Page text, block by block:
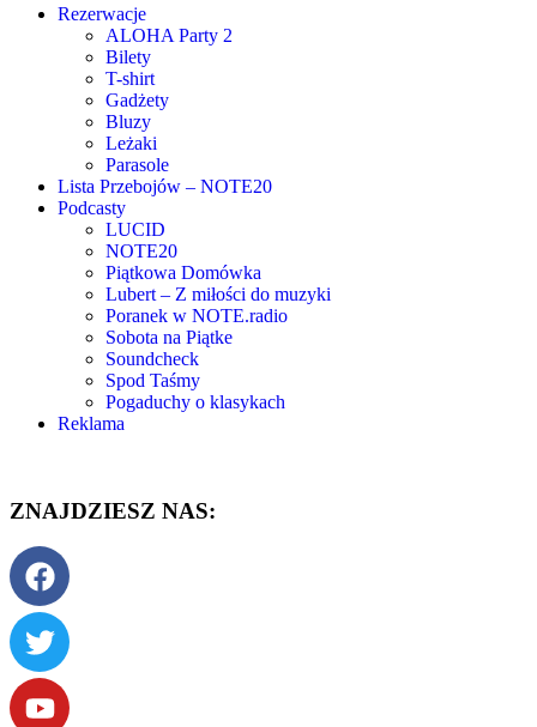
Rezerwacje
ALOHA Party 2
Bilety
T-shirt
Gadżety
Bluzy
Leżaki
Parasole
Lista Przebojów – NOTE20
Podcasty
LUCID
NOTE20
Piątkowa Domówka
Lubert – Z miłości do muzyki
Poranek w NOTE.radio
Sobota na Piątke
Soundcheck
Spod Taśmy
Pogaduchy o klasykach
Reklama
ZNAJDZIESZ NAS: